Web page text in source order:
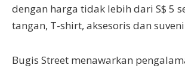
dengan harga tidak lebih dari S$ 5
tangan, T-shirt, aksesoris dan
Bugis Street menawarkan